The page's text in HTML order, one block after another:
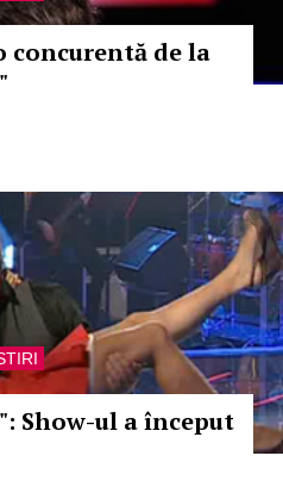
concurentă de la
Show-ul a început